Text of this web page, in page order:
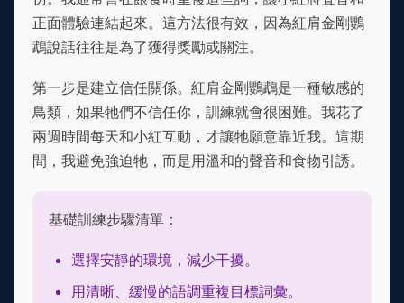
正面體驗連結起來。這方法很有效，因為紅肩金剛鸚
鵡說話往往是為了獲得獎勵或關注。
第一步是建立信任關係。紅肩金剛鸚鵡是一種敏感的
鳥類，如果牠們不信任你，訓練就會很困難。我花了
兩週時間每天和小紅互動，才讓牠願意靠近我。這期
間，我避免強迫牠，而是用溫和的聲音和食物引誘。
基礎訓練步驟清單：
選擇安靜的環境，減少干擾。
用清晰、緩慢的語調重複目標詞彙。